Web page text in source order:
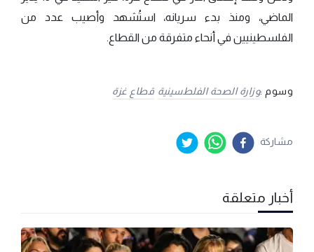
الماضي، ومنذ بدء سريانه، استُشهد وأصيب عدد من
الفلسطينيين في أنحاء متفرقة من القطاع.
وسوم :وزارة الصحة الفلطسينية قطاع غزة
مشاركة
أخبار متعلقة